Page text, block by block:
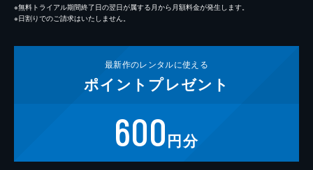
※無料トライアル期間終了日の翌日が属する月から月額料金が発生します。
※日割りでのご請求はいたしません。
最新作のレンタルに使える
ポイント プレゼント
600円分